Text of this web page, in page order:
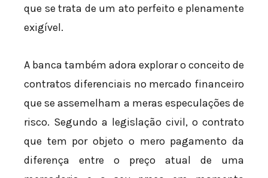
que se trata de um ato perfeito e plenamente
exigível.
A banca também adora explorar o conceito de
contratos diferenciais no mercado financeiro
que se assemelham a meras especulações de
risco. Segundo a legislação civil, o contrato
que tem por objeto o mero pagamento da
diferença entre o preço atual de uma